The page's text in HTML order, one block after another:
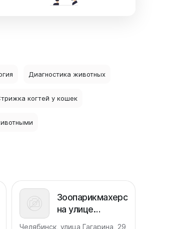
Диагностика животных
когтей у кошек
Зоопарикмахерская
на улице
Челябинск, улица Гагарина, 29